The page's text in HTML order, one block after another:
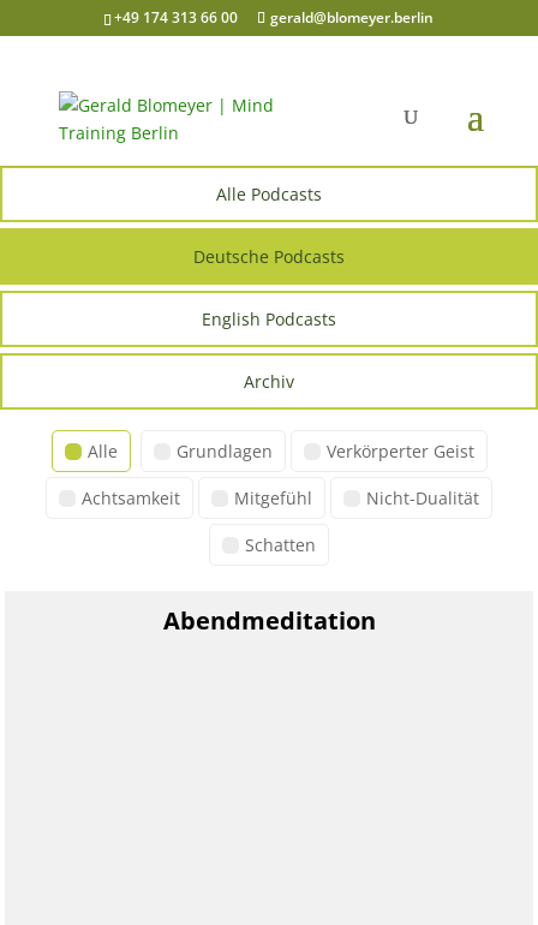
+49 174 313 66 00 gerald@blomeyer.berlin
Alle Podcasts
Deutsche Podcasts
English Podcasts
Archiv
Alle Grundlagen Verkörperter Geist
Achtsamkeit Mitgefühl Nicht-Dualität
Schatten
Abendmeditation